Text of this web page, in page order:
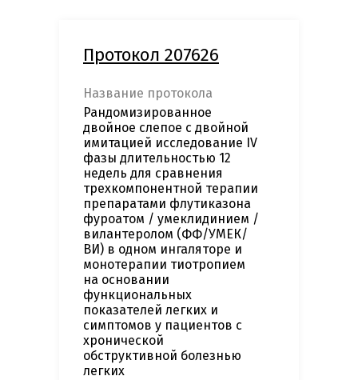
Протокол 207626
Название протокола
Рандомизированное
двойное слепое с двойной
имитацией исследование IV
фазы длительностью 12
недель для сравнения
трехкомпонентной терапии
препаратами флутиказона
фуроатом / умеклидинием /
вилантеролом (ФФ/УМЕК/
ВИ) в одном ингаляторе и
монотерапии тиотропием
на основании
функциональных
показателей легких и
симптомов у пациентов с
хронической
обструктивной болезнью
легких